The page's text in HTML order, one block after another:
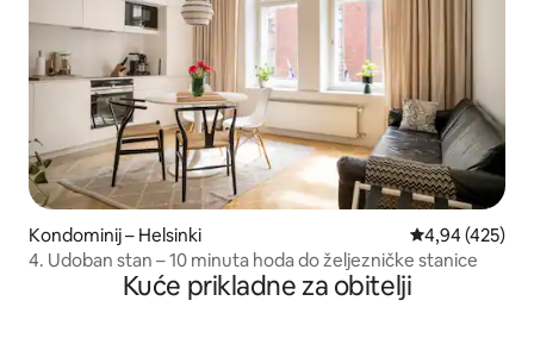
Kondominij – Helsinki Prosječna
4,94 (425)
4. Udoban stan – 10 minuta hoda do željezničke stanice
Kuće prikladne za obitelji